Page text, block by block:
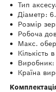
Тип
Діаметр:
Розмір
Робоча
Макс.
Кількість
Країна